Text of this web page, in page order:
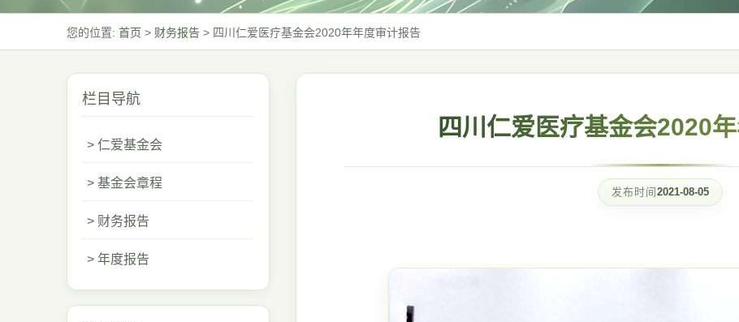
您的位置: 首页 > 财务报告 > 四川仁爱医疗基金会2020年年度审计报告
栏目导航
> 仁爱基金会
> 基金会章程
> 财务报告
> 年度报告
四川仁爱医疗基金会2020
发布时间2021-08-05